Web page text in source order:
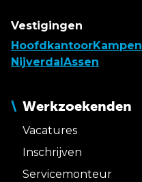
Vestigingen
HoofdkantoorKampen
Nijverdal Assen
Werkzoekenden
Vacatures
Inschrijven
Servicemonteur